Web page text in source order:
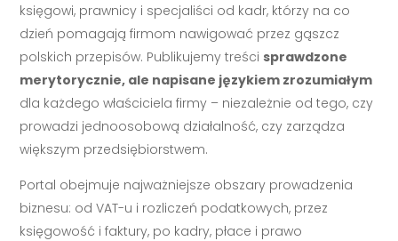
księgowi, prawnicy i specjaliści od kadr, którzy na co
dzień pomagają firmom nawigować przez gąszcz
polskich przepisów. Publikujemy treści sprawdzone
merytorycznie, ale napisane językiem zrozumiałym
dla każdego właściciela firmy – niezależnie od tego, czy
prowadzi jednoosobową działalność, czy zarządza
większym przedsiębiorstwem.
Portal obejmuje najważniejsze obszary prowadzenia
biznesu: od VAT-u i rozliczeń podatkowych, przez
księgowość i faktury, po kadry, płace i prawo